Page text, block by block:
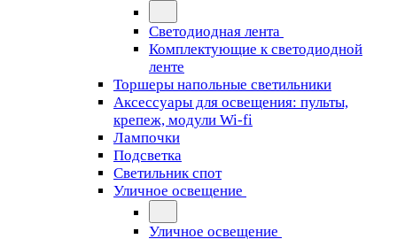
Светодиодная лента
Комплектующие к светодиодной
ленте
Торшеры напольные светильники
Аксессуары для освещения: пульты,
крепеж, модули Wi-fi
Лампочки
Подсветка
Светильник спот
Уличное освещение
Уличное освещение